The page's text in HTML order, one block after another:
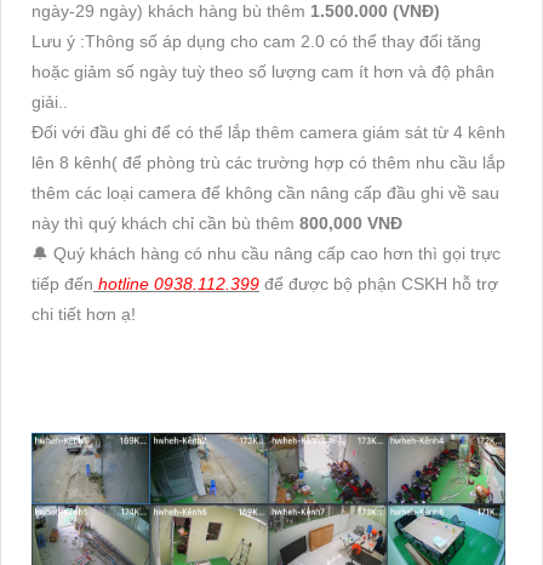
ngày-29 ngày) khách hàng bù thêm 1.500.000 (VNĐ)
Lưu ý :Thông số áp dụng cho cam 2.0 có thể thay đổi tăng
hoặc giảm số ngày tuỳ theo số lượng cam ít hơn và độ phân
giải..
Đối với đầu ghi để có thể lắp thêm camera giám sát từ 4 kênh
lên 8 kênh( để phòng trù các trường hợp có thêm nhu cầu lắp
thêm các loại camera để không cần nâng cấp đầu ghi về sau
này thì quý khách chỉ cần bù thêm 800,000 VNĐ
🔔 Quý khách hàng có nhu cầu nâng cấp cao hơn thì gọi trực
tiếp đến hotline 0938.112.399 để được bộ phận CSKH hỗ trợ
chi tiết hơn ạ!